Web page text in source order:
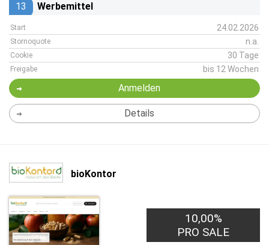
13 Werbemittel
Start 24.02.2026
Stornoquote n.a.
Cookie 30 Tage
Freigabe bis 12 Wochen
Anmelden
Details
bioKontor
10,00%
PRO SALE